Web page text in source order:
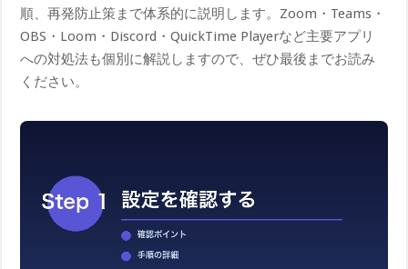
順、再発防止策まで体系的に説明します。Zoom・Teams・
OBS・Loom・Discord・QuickTime Playerなど主要アプリ
への対処法も個別に解説しますので、ぜひ最後までお読み
ください。